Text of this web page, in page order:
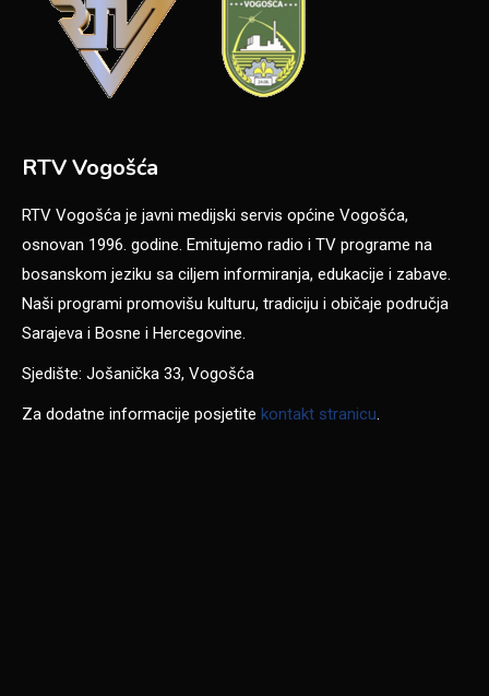
RTV Vogošća
RTV Vogošća je javni medijski servis općine Vogošća,
osnovan 1996. godine. Emitujemo radio i TV programe na
bosanskom jeziku sa ciljem informiranja, edukacije i zabave.
Naši programi promovišu kulturu, tradiciju i običaje područja
Sarajeva i Bosne i Hercegovine.
Sjedište: Jošanička 33, Vogošća
Za dodatne informacije posjetite kontakt stranicu.